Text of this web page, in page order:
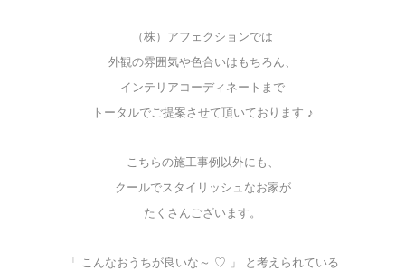
（株）アフェクションでは
外観の雰囲気や色合いはもちろん、
インテリアコーディネートまで
トータルでご提案させて頂いております ♪
こちらの施工事例以外にも、
クールでスタイリッシュなお家が
たくさんございます。
「 こんなおうちが良いな～ ♡ 」 と考えられている